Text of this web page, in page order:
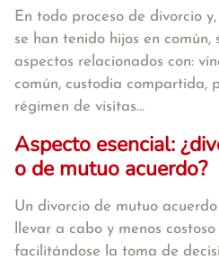
En todo proceso de divorcio
se han tenido hijos en
aspectos relacionados con:
común, custodia compartida,
régimen de visitas...
Aspecto esencial:
o de mutuo acuerdo?
Un divorcio de mutuo
llevar a cabo y menos
facilitándose la toma de